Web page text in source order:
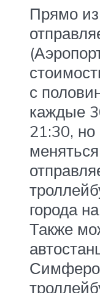
Прямо
с
каждые
21:30,
города
Также